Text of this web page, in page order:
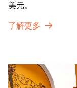
美元。
了解更多